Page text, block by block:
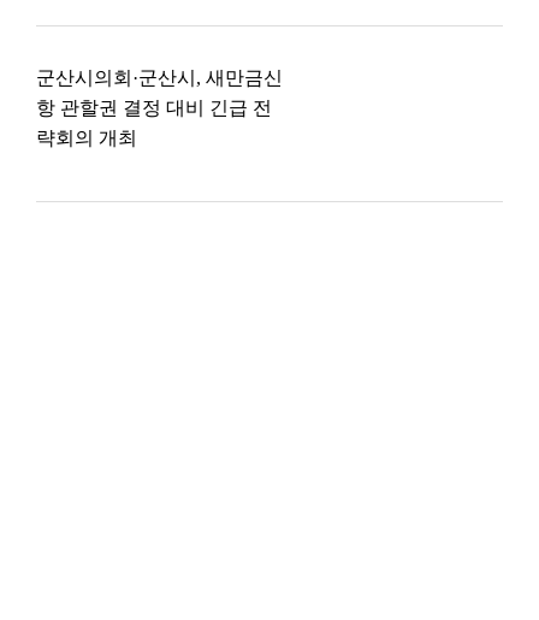
군산시의회·군산시, 새만금신
항 관할권 결정 대비 긴급 전
략회의 개최